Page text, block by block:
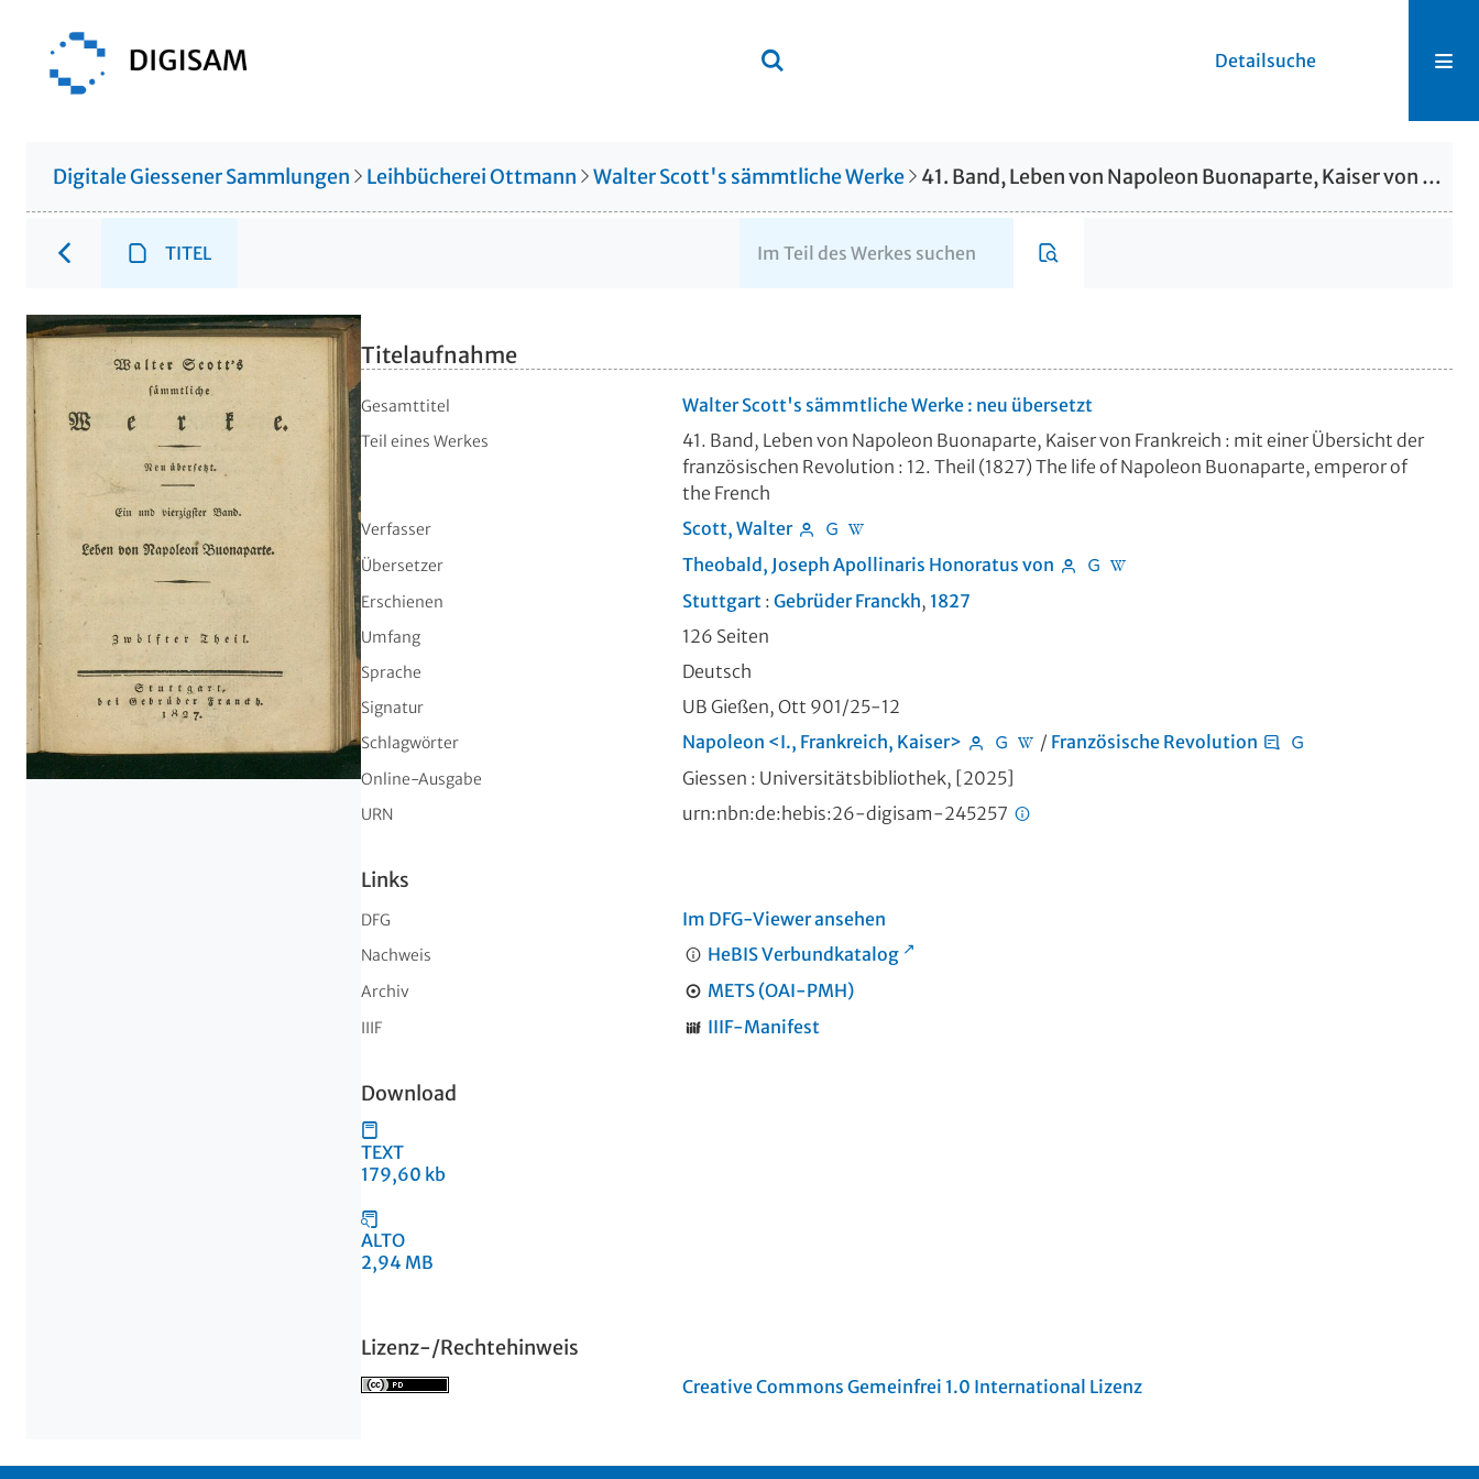
Detailsuche
Digitale Giessener Sammlungen Leihbücherei Ottmann Walter Scott's sämmtliche Werke 41. Band, Leben von Napoleon Buonaparte, Kaiser von Frankreich : mit einer Übersicht der französischen Revolution : 12. Theil. The life of Napoleon Buonaparte, emperor of the French
TITEL
Titelaufnahme
Gesamttitel Walter Scott's sämmtliche Werke : neu übersetzt
Teil eines Werkes
41. Band, Leben von Napoleon Buonaparte, Kaiser von Frankreich : mit einer Übersicht der
französischen Revolution : 12. Theil (1827) The life of Napoleon Buonaparte, emperor of
the French
Verfasser Scott, Walter
Übersetzer Theobald, Joseph Apollinaris Honoratus von
Erschienen Stuttgart : Gebrüder Franckh, 1827
Umfang 126 Seiten
Sprache Deutsch
Signatur UB Gießen, Ott 901/25-12
Schlagwörter Napoleon <I., Frankreich, Kaiser> / Französische Revolution
Online-Ausgabe Giessen : Universitätsbibliothek, [2025]
URN urn:nbn:de:hebis:26-digisam-245257
Links
DFG Im DFG-Viewer ansehen
Nachweis HeBIS Verbundkatalog
Archiv METS (OAI-PMH)
IIIF IIIF-Manifest
Download
TEXT
179,60 kb
ALTO
2,94 MB
Lizenz-/Rechtehinweis
Creative Commons Gemeinfrei 1.0 International Lizenz